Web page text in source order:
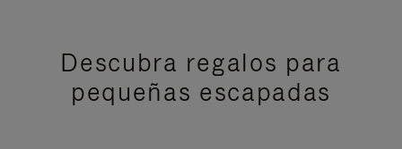
Descubra regalos para
pequeñas escapadas